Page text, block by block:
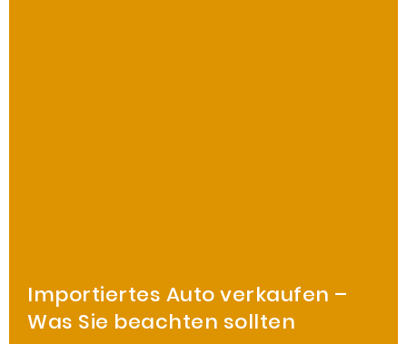
Importiertes Auto verkaufen –
Was Sie beachten sollten